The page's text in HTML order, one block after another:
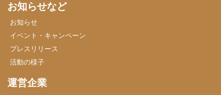
お知らせなど
お知らせ
イベント・キャンペーン
プレスリリース
活動の様子
運営企業